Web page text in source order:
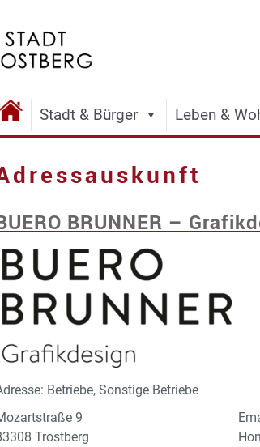
Stadt & Bürger Leben &
BRUNNER –
Betriebe, Sonstige Betriebe
9
Trostberg